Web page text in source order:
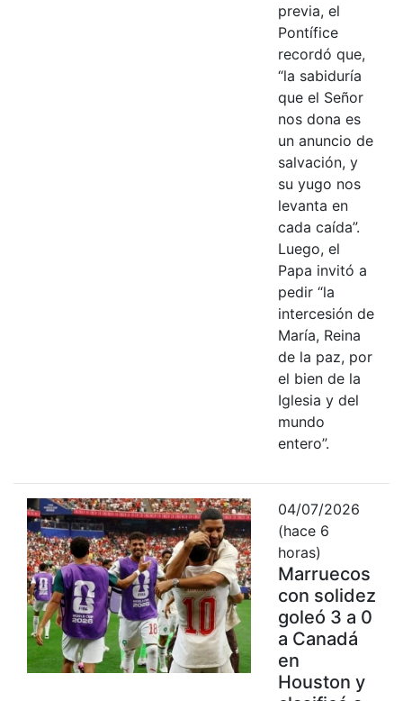
previa, el
Pontífice
recordó que,
“la sabiduría
que el Señor
nos dona es
un anuncio de
salvación, y
su yugo nos
levanta en
cada caída”.
Luego, el
Papa invitó a
pedir “la
intercesión de
María, Reina
de la paz, por
el bien de la
Iglesia y del
mundo
entero”.
04/07/2026
(hace 6
horas)
Marruecos
con solidez
goleó 3 a 0
a Canadá
en
Houston y